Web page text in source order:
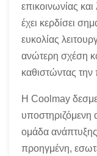
επικοινωνίας
έχει κερδίσει
ευκολίας
ανώτερη σχέση
καθιστώντας
Η Coolmay
υποστηριζόμενη
ομάδα ανάπτυξης
προηγμένη,